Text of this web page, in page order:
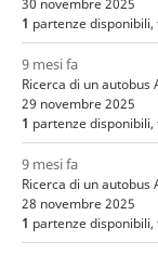
30 novembre 2025
1 partenze
9 mesi fa
Ricerca di un
29 novembre 2025
1 partenze
9 mesi fa
Ricerca di un
28 novembre 2025
1 partenze